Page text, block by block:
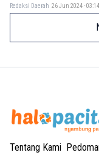
Redaksi Daerah 26 Jun 2024 -
Tentang Kami